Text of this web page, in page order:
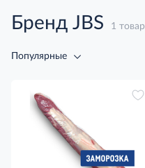
Бренд JBS 1 товар
Популярные